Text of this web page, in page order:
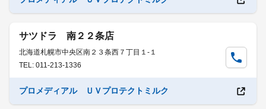
サツドラ 南２２条店
北海道札幌市中央区南２３条西７丁目１-１
TEL: 011-213-1336
プロメディアル ＵＶプロテクトミルク